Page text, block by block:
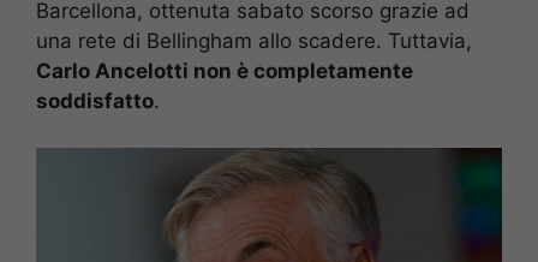
Barcellona, ottenuta sabato scorso grazie ad
una rete di Bellingham allo scadere. Tuttavia,
Carlo Ancelotti non è completamente
soddisfatto.